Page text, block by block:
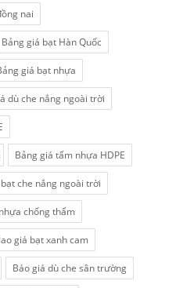
nai
Bảng giá bạt Hàn Quốc
giá bạt nhựa
dù che nắng ngoài trời
Bảng giá tấm nhựa HDPE
che nắng ngoài trời
chống thấm
giá bạt xanh cam
Báo giá dù che sân trường